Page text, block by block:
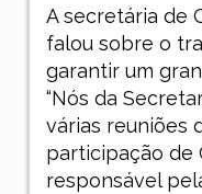
A secretária de
falou sobre o
garantir um
“Nós da
várias reuniões
participação de
responsável